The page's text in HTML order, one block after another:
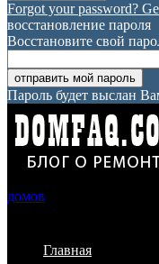
Forgot your password?
восстановление пароля
Восстановите свой
Пароль будет выслан
домов
Главная